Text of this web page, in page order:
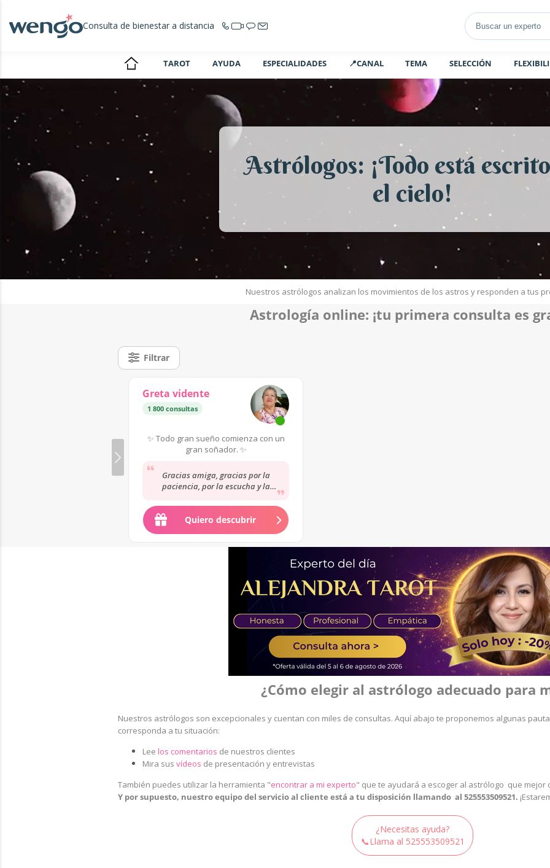
Consulta de bienestar a distancia
TAROT AYUDA ESPECIALIDADES 📍CANAL TEMA SELECCIÓN
Astrólogos: ¡Todo está
el cielo!
Nuestros astrólogos analizan los movimientos de los astros y responden a tus
Astrología online: ¡tu primera consulta es
Filtrar
Greta vidente
1 800 consultas
✨ Todo gran sueño comienza con un
gran soñador. ✨
Gracias amiga, gracias por la
paciencia, por la escucha y la
atención........................................................
..........................................................................
...........................
Quiero descubrir
¿Cómo elegir al astrólogo adecuado para
Nuestros astrólogos son excepcionales y cuentan con miles de consultas. Aquí abajo te proponemos algunas
corresponda a tu situación:
Lee los comentarios de nuestros clientes
Mira sus vídeos de presentación y entrevistas
También puedes utilizar la herramienta "encontrar a mi experto" que te ayudará a escoger al astrólogo que mejor
Y por supuesto, nuestro equipo del servicio al cliente está a tu disposición llamando al 525553509521.
¿Necesitas ayuda?
📞Llama al 525553509521